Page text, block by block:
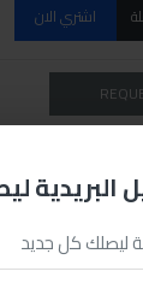
البريدية
ليصلك كل جديد
اشتري الان